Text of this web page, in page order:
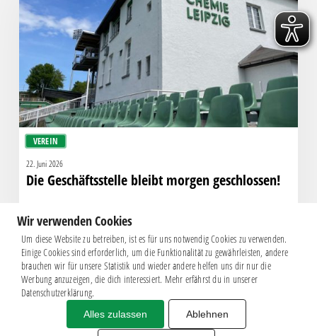
VEREIN
morgen
geschlossen!
22. Juni 2026
Die Geschäftsstelle bleibt morgen geschlossen!
Impressum|Datenschutz
Wir verwenden Cookies
Um diese Website zu betreiben, ist es für uns notwendig Cookies zu verwenden.
Einige Cookies sind erforderlich, um die Funktionalität zu gewährleisten, andere
brauchen wir für unsere Statistik und wieder andere helfen uns dir nur die
Werbung anzuzeigen, die dich interessiert. Mehr erfährst du in unserer
Datenschutzerklärung.
Alles zulassen Ablehnen